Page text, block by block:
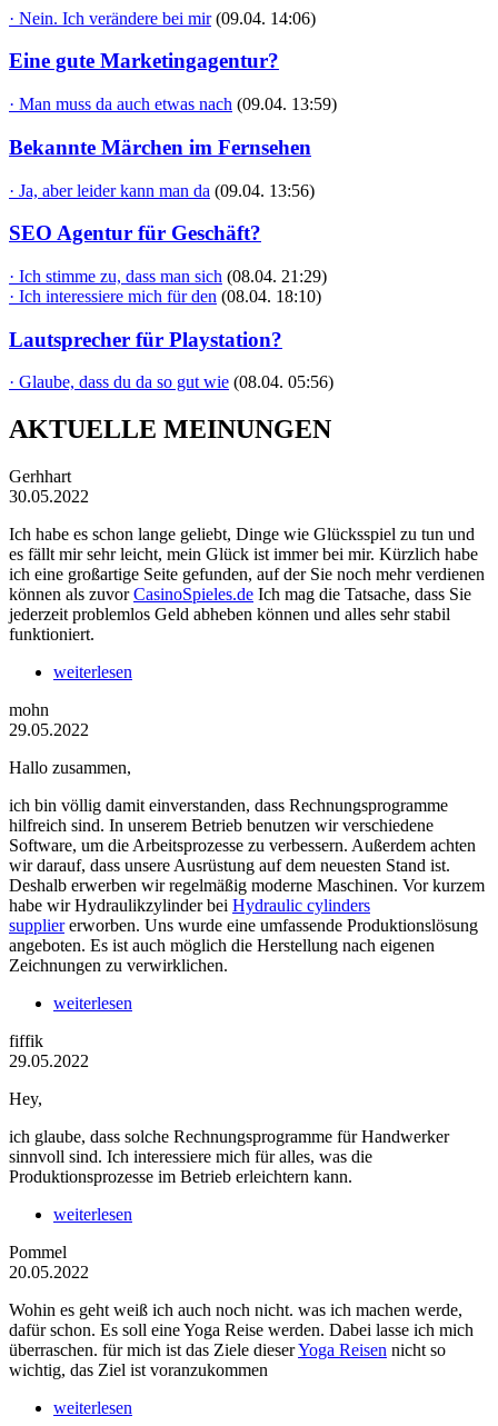
· Nein. Ich verändere bei mir (09.04. 14:06)
Eine gute Marketingagentur?
· Man muss da auch etwas nach (09.04. 13:59)
Bekannte Märchen im Fernsehen
· Ja, aber leider kann man da (09.04. 13:56)
SEO Agentur für Geschäft?
· Ich stimme zu, dass man sich (08.04. 21:29)
· Ich interessiere mich für den (08.04. 18:10)
Lautsprecher für Playstation?
· Glaube, dass du da so gut wie (08.04. 05:56)
AKTUELLE MEINUNGEN
Gerhhart
30.05.2022
Ich habe es schon lange geliebt, Dinge wie Glücksspiel zu tun und
es fällt mir sehr leicht, mein Glück ist immer bei mir. Kürzlich habe
ich eine großartige Seite gefunden, auf der Sie noch mehr verdienen
können als zuvorCasinoSpieles.de Ich mag die Tatsache, dass Sie
jederzeit problemlos Geld abheben können und alles sehr stabil
funktioniert.
weiterlesen
mohn
29.05.2022
Hallo zusammen,
ich bin völlig damit einverstanden, dass Rechnungsprogramme
hilfreich sind. In unserem Betrieb benutzen wir verschiedene
Software, um die Arbeitsprozesse zu verbessern. Außerdem achten
wir darauf, dass unsere Ausrüstung auf dem neuesten Stand ist.
Deshalb erwerben wir regelmäßig moderne Maschinen. Vor kurzem
habe wir Hydraulikzylinder bei Hydraulic cylinders
suppliererworben. Uns wurde eine umfassende Produktionslösung
angeboten. Es ist auch möglich die Herstellung nach eigenen
Zeichnungen zu verwirklichen.
weiterlesen
fiffik
29.05.2022
Hey,
ich glaube, dass solche Rechnungsprogramme für Handwerker
sinnvoll sind. Ich interessiere mich für alles, was die
Produktionsprozesse im Betrieb erleichtern kann.
weiterlesen
Pommel
20.05.2022
Wohin es geht weiß ich auch noch nicht. was ich machen werde,
dafür schon. Es soll eine Yoga Reise werden. Dabei lasse ich mich
überraschen. für mich ist das Ziele dieserYoga Reisen nicht so
wichtig, das Ziel ist voranzukommen
weiterlesen